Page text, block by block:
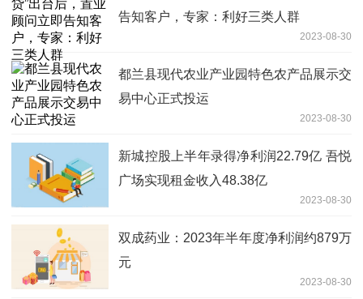
告知客户，专家：利好三类人群
2023-08-30
都兰县现代农业产业园特色农产品展示交
易中心正式投运
2023-08-30
新城控股上半年录得净利润22.79亿 吾悦
广场实现租金收入48.38亿
2023-08-30
双成药业：2023年半年度净利润约879万
元
2023-08-30